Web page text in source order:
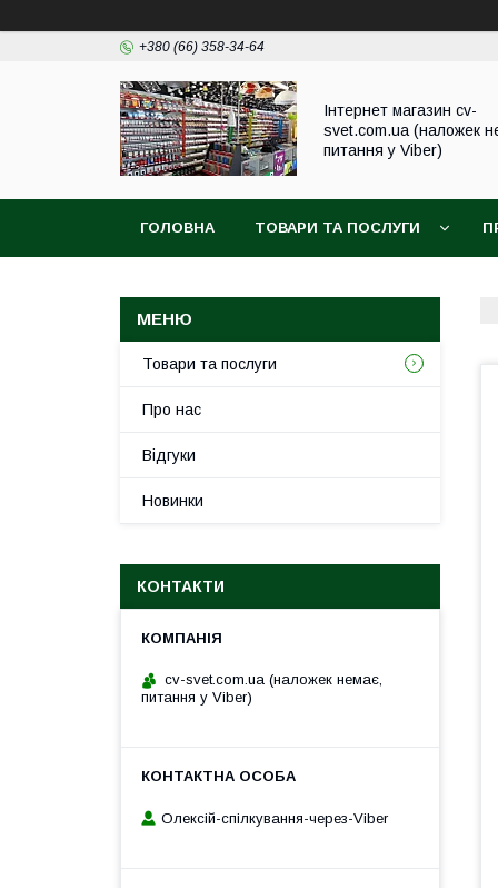
+380 (66) 358-34-64
Інтернет магазин cv-
svet.com.ua (наложек
питання у Viber)
ГОЛОВНА ТОВАРИ ТА ПОСЛУГИ
Товари та послуги
Про нас
Відгуки
Новинки
КОНТАКТИ
cv-svet.com.ua (наложек немає,
питання у Viber)
Олексій-спілкування-через-Viber